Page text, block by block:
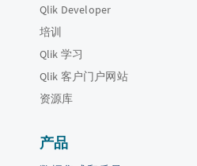
Qlik Developer
培训
Qlik 学习
Qlik 客户门户网站
资源库
产品